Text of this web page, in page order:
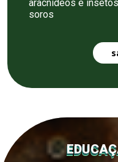
aracnídeos e
soros